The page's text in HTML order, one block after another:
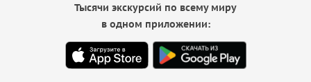
Тысячи экскурсий по всему миру
в одном приложении: